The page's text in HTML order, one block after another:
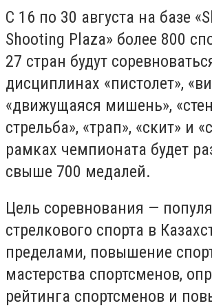
С 16 по 30 августа на базе
Shooting Plaza» более 800
27 стран будут
дисциплинах «пистолет»,
«движущаяся мишень»,
стрельба», «трап», «скит» и
рамках чемпионата будет
свыше 700 медалей.
Цель соревнования —
стрелкового спорта в
пределами, повышение
мастерства спортсменов,
рейтинга спортсменов и